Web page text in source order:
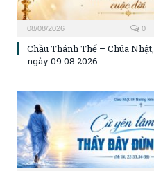
08/08/2026 0
Chầu Thánh Thể – Chúa Nhật,
ngày 09.08.2026